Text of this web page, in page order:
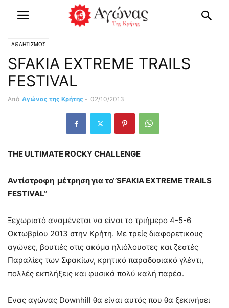
ΑΘΛΗΤΙΣΜΟΣ
SFAKIA EXTREME TRAILS
FESTIVAL
Από Αγώνας της Κρήτης - 02/10/2013
THE ULTIMATE ROCKY CHALLENGE
Αντίστροφη μέτρηση για το‘’SFAKIA EXTREME TRAILS
FESTIVAL’’
Ξεχωριστό αναμένεται να είναι το τριήμερο 4-5-6
Οκτωβρίου 2013 στην Κρήτη. Με τρείς διαφορετικους
αγώνες, βουτιές στις ακόμα ηλιόλουστες και ζεστές
Παραλίες των Σφακίων, κρητικό παραδοσιακό γλέντι,
πολλές εκπλήξεις και φυσικά πολύ καλή παρέα.
Ενας αγώνας Downhill θα είναι αυτός που θα ξεκινήσει